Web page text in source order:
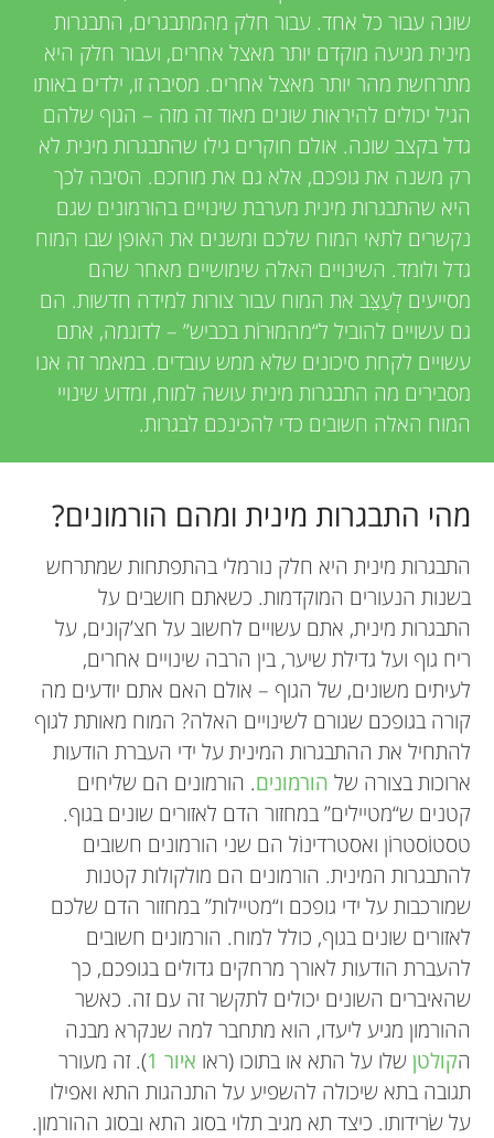
n
g
M
n
d
s
i
e
w
e
r
s
שונה עבור כל אחד. עבור חלק מהמתבגרים, התבגרות
מינית מגיעה מוקדם יותר מאצל אחרים, ועבור חלק היא
מתרחשת מהר יותר מאצל אחרים. מסיבה זו, ילדים באותו
הגיל יכולים להיראות שונים מאוד זה מזה – הגוף שלהם
גדל בקצב שונה. אולם חוקרים גילו שהתבגרות מינית לא
רק משנה את גופכם, אלא גם את מוחכם. הסיבה לכך
היא שהתבגרות מינית מערבת שינויים בהורמונים שגם
נקשרים לתאי המוח שלכם ומשנים את האופן שבו המוח
גדל ולומד. השינויים האלה שימושיים מאחר שהם
מסייעים לְעַצֵּב את המוח עבור צורות למידה חדשות. הם
גם עשויים להוביל ל“מהמוּרוֹת בכביש” – לדוגמה, אתם
עשויים לקחת סיכונים שלא ממש עובדים. במאמר זה אנו
מסבירים מה התבגרות מינית עושה למוח, ומדוע שינויי
המוח האלה חשובים כדי להכינכם לבגרות.
מהי התבגרות מינית ומהם הורמונים?
התבגרות מינית היא חלק נורמלי בהתפתחות שמתרחש
בשנות הנעורים המוקדמות. כשאתם חושבים על
התבגרות מינית, אתם עשויים לחשוב על חצ’קונים, על
ריח גוף ועל גדילת שיער, בין הרבה שינויים אחרים,
לעיתים משונים, של הגוף – אולם האם אתם יודעים מה
קורה בגופכם שגורם לשינויים האלה? המוח מאותת לגוף
להתחיל את ההתבגרות המינית על ידי העברת הודעות
ארוכות בצורה של הורמונים. הורמונים הם שליחים
קטנים ש“מטיילים” במחזור הדם לאזורים שונים בגוף.
טסטוֹסטרוֹן ואסטרדינוֹל הם שני הורמונים חשובים
להתבגרות המינית. הורמונים הם מולקולות קטנות
שמורכבות על ידי גופכם ו“מטיילות” במחזור הדם שלכם
לאזורים שונים בגוף, כולל למוח. הורמונים חשובים
להעברת הודעות לאורך מרחקים גדולים בגופכם, כך
שהאיברים השונים יכולים לתקשר זה עם זה. כאשר
ההורמון מגיע ליעדו, הוא מתחבר למה שנקרא מבנה
הקולטןשלו על התא או בתוכו (ראו איור 1 ). זה מעורר
תגובה בתא שיכולה להשפיע על התנהגות התא ואפילו
על שׂרידותו. כיצד תא מגיב תלוי בסוג התא ובסוג ההורמון.